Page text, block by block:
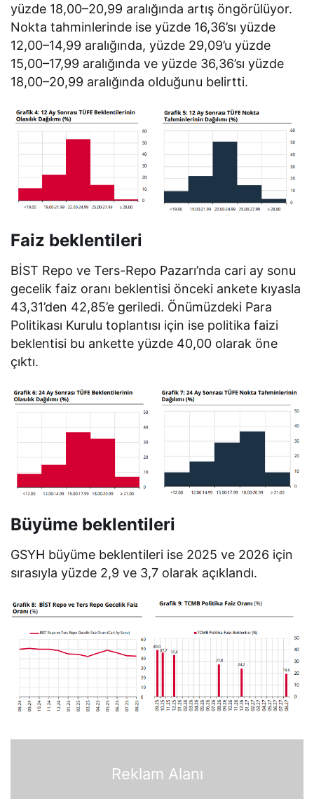
yüzde 18,00–20,99 aralığında artış öngörülüyor.
Nokta tahminlerinde ise yüzde 16,36’sı yüzde
12,00–14,99 aralığında, yüzde 29,09’u yüzde
15,00–17,99 aralığında ve yüzde 36,36’sı yüzde
18,00–20,99 aralığında olduğunu belirtti.
Faiz beklentileri
BİST Repo ve Ters-Repo Pazarı’nda cari ay sonu
gecelik faiz oranı beklentisi önceki ankete kıyasla
43,31’den 42,85’e geriledi. Önümüzdeki Para
Politikası Kurulu toplantısı için ise politika faizi
beklentisi bu ankette yüzde 40,00 olarak öne
çıktı.
Büyüme beklentileri
GSYH büyüme beklentileri ise 2025 ve 2026 için
sırasıyla yüzde 2,9 ve 3,7 olarak açıklandı.
Reklam Alanı